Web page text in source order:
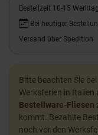
Bestellzeit 10-15
Bei heutiger
Versand über Spedition
Bitte beachten Sie
Werksferien in Italien
Bestellware-Fliesen
kommt. Bezahlte
noch vor den